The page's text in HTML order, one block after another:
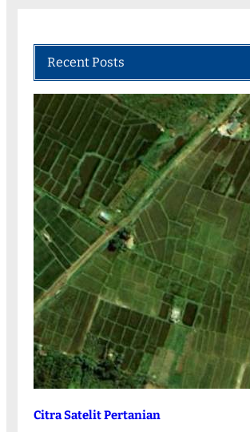
Recent Posts
Citra Satelit Pertanian